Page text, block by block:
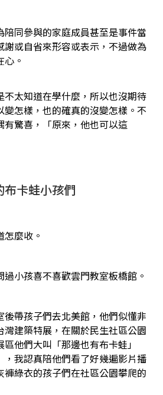
同參與的家庭成員甚至是事件當
謝或自省來形容或表示，不過做為
。
不太知道在學什麼，所以也沒期待
變怎樣，也的確真的沒變怎樣。不
有驚喜，「原來，他也可以這
卡蛙小孩們
麼收。
小孩喜不喜歡雲門教室板橋館。
帶孩子們去北美館，他們似懂非
建築特展，在關於民生社區公園
他們大叫「那邊也有布卡蛙」
，我認真陪他們看了好幾遍影片播
綠衣的孩子們在社區公園攀爬的